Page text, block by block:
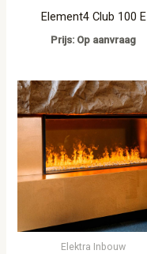
Element4 Club 100 E
Prijs: Op aanvraag
Elektra Inbouw